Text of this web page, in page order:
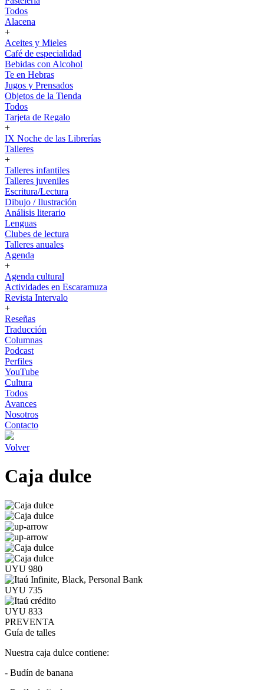
Todos
Alacena
+
Aceites y Mieles
Café de especialidad
Bebidas con Alcohol
Te en Hebras
Jugos y Prensados
Objetos de la Tienda
Todos
Tarjeta de Regalo
+
IX Noche de las Librerías
Talleres
+
Talleres infantiles
Talleres juveniles
Escritura/Lectura
Dibujo / Ilustración
Análisis literario
Lenguas
Clubes de lectura
Talleres anuales
Agenda
+
Agenda cultural
Actividades en Escaramuza
Revista Intervalo
+
Reseñas
Traducción
Columnas
Podcast
Perfiles
YouTube
Cultura
Todos
Avances
Nosotros
Contacto
Volver
Caja dulce
UYU 980
UYU 735
UYU 833
PREVENTA
Guía de talles
Nuestra caja dulce contiene:
- Budín de banana